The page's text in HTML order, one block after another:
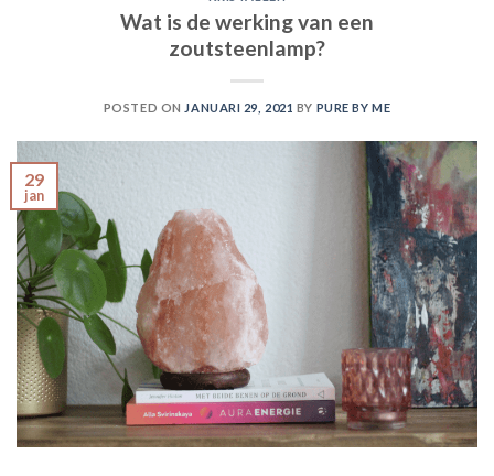
Wat is de werking van een
zoutsteenlamp?
POSTED ON JANUARI 29, 2021 BY PURE BY ME
29
jan